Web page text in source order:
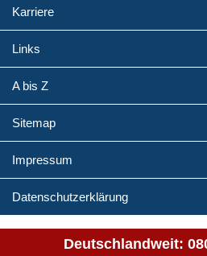
Karriere
Links
A bis Z
Sitemap
Impressum
Datenschutzerklärung
Deutschlandweit: